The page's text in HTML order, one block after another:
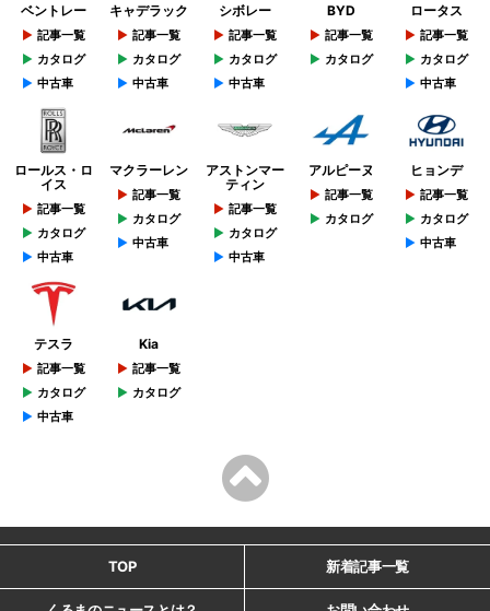
ベントレー
記事一覧
カタログ
中古車
キャデラック
記事一覧
カタログ
中古車
シボレー
記事一覧
カタログ
中古車
BYD
記事一覧
カタログ
ロータス
記事一覧
カタログ
中古車
ロールス・ロ
イス
記事一覧
カタログ
中古車
マクラーレン
記事一覧
カタログ
中古車
アストンマー
ティン
記事一覧
カタログ
中古車
アルピーヌ
記事一覧
カタログ
ヒョンデ
記事一覧
カタログ
中古車
テスラ
記事一覧
カタログ
中古車
Kia
記事一覧
カタログ
TOP 新着記事一覧